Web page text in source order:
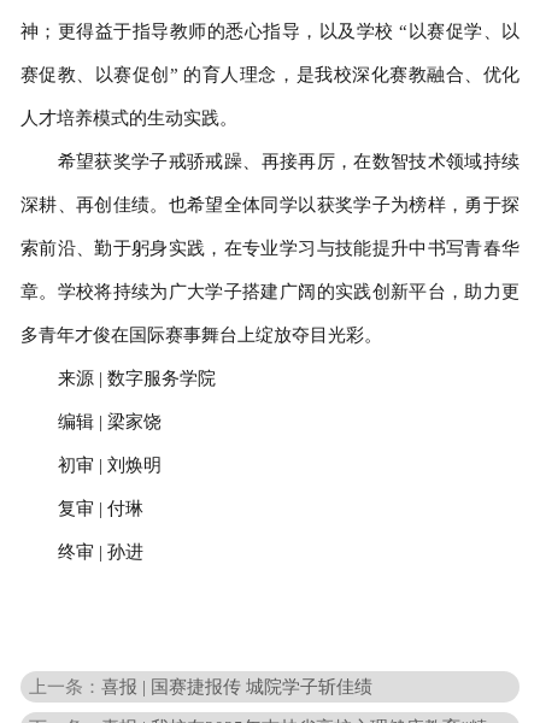
神；更得益于指导教师的悉心指导，以及学校 “以赛促学、以
赛促教、以赛促创” 的育人理念，是我校深化赛教融合、优化
人才培养模式的生动实践。
希望获奖学子戒骄戒躁、再接再厉，在数智技术领域持续
深耕、再创佳绩。也希望全体同学以获奖学子为榜样，勇于探
索前沿、勤于躬身实践，在专业学习与技能提升中书写青春华
章。学校将持续为广大学子搭建广阔的实践创新平台，助力更
多青年才俊在国际赛事舞台上绽放夺目光彩。
来源 | 数字服务学院
编辑 | 梁家饶
初审 | 刘焕明
复审 | 付琳
终审 | 孙进
上一条： 喜报 | 国赛捷报传 城院学子斩佳绩